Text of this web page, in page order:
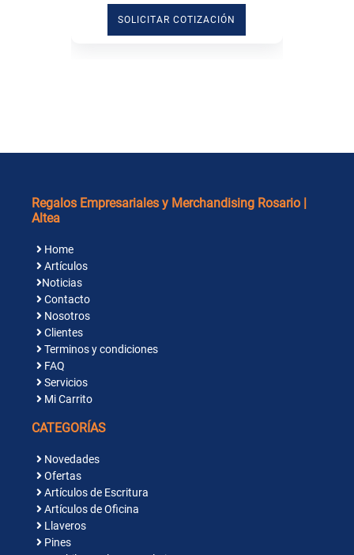
SOLICITAR COTIZACIÓN
Regalos Empresariales y Merchandising Rosario |
Altea
Home
Artículos
Noticias
Contacto
Nosotros
Clientes
Terminos y condiciones
FAQ
Servicios
Mi Carrito
CATEGORÍAS
Novedades
Ofertas
Artículos de Escritura
Artículos de Oficina
Llaveros
Pines